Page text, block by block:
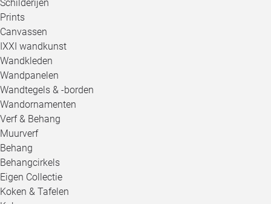
Schilderijen
Prints
Canvassen
IXXI wandkunst
Wandkleden
Wandpanelen
Wandtegels & -borden
Wandornamenten
Verf & Behang
Muurverf
Behang
Behangcirkels
Eigen Collectie
Koken & Tafelen